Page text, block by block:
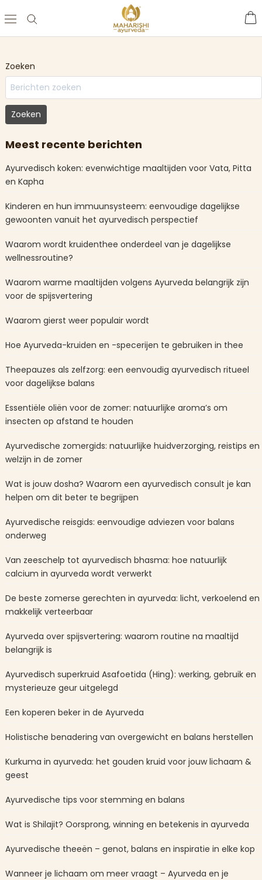
to
Zoeken
Zoeken
Meest recente berichten
Ayurvedisch koken: evenwichtige maaltijden voor Vata, Pitta
en Kapha
Kinderen en hun immuunsysteem: eenvoudige dagelijkse
gewoonten vanuit het ayurvedisch perspectief
Waarom wordt kruidenthee onderdeel van je dagelijkse
wellnessroutine?
Waarom warme maaltijden volgens Ayurveda belangrijk zijn
voor de spijsvertering
Waarom gierst weer populair wordt
Hoe Ayurveda-kruiden en -specerijen te gebruiken in thee
Theepauzes als zelfzorg: een eenvoudig ayurvedisch ritueel
voor dagelijkse balans
Essentiële oliën voor de zomer: natuurlijke aroma’s om
insecten op afstand te houden
Ayurvedische zomergids: natuurlijke huidverzorging, reistips en
welzijn in de zomer
Wat is jouw dosha? Waarom een ayurvedisch consult je kan
helpen om dit beter te begrijpen
Ayurvedische reisgids: eenvoudige adviezen voor balans
onderweg
Van zeeschelp tot ayurvedisch bhasma: hoe natuurlijk
calcium in ayurveda wordt verwerkt
De beste zomerse gerechten in ayurveda: licht, verkoelend en
makkelijk verteerbaar
Ayurveda over spijsvertering: waarom routine na maaltijd
belangrijk is
Ayurvedisch superkruid Asafoetida (Hing): werking, gebruik en
mysterieuze geur uitgelegd
Een koperen beker in de Ayurveda
Holistische benadering van overgewicht en balans herstellen
Kurkuma in ayurveda: het gouden kruid voor jouw lichaam &
geest
Ayurvedische tips voor stemming en balans
Wat is Shilajit? Oorsprong, winning en betekenis in ayurveda
Ayurvedische theeën – genot, balans en inspiratie in elke kop
Wanneer je lichaam om meer vraagt – Ayurveda en je